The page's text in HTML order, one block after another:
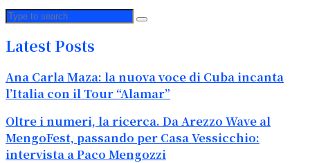
Latest Posts
Ana Carla Maza: la nuova voce di Cuba incanta
l’Italia con il Tour “Alamar”
Oltre i numeri, la ricerca. Da Arezzo Wave al
MengoFest, passando per Casa Vessicchio:
intervista a Paco Mengozzi